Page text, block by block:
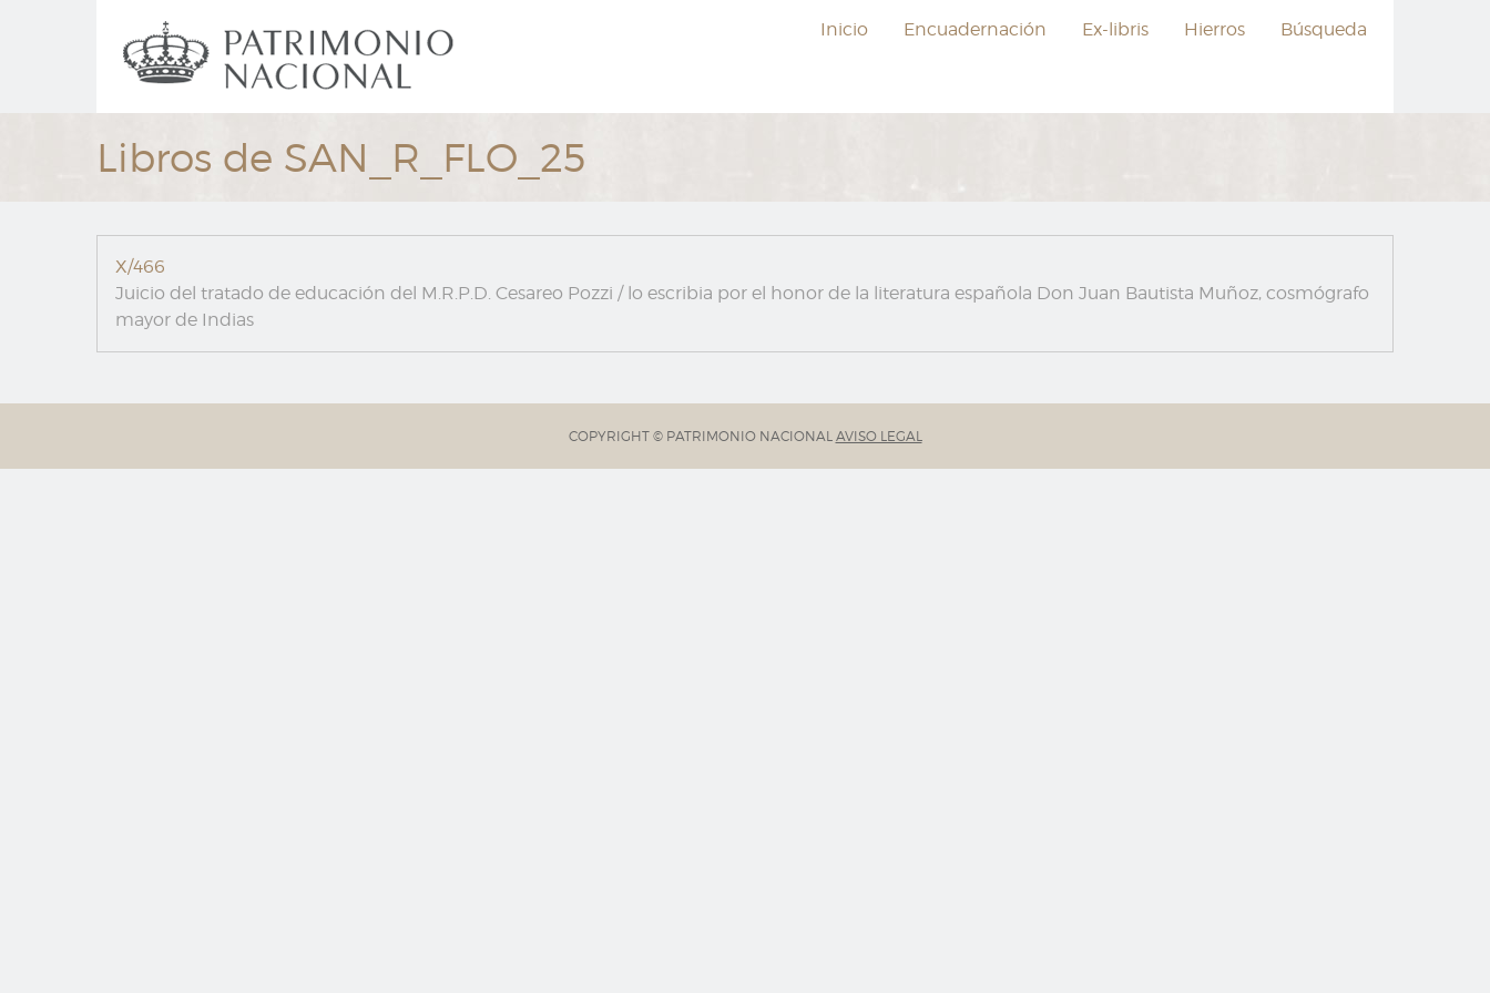
Navegación
principal
Inicio Encuadernación Ex-libris Hierros Búsqueda
Libros de SAN_R_FLO_25
X/466
Juicio del tratado de educación del M.R.P.D. Cesareo Pozzi / lo escribia por el honor de la literatura española Don Juan Bautista Muñoz, cosmógrafo
mayor de Indias
COPYRIGHT © PATRIMONIO NACIONAL AVISO LEGAL